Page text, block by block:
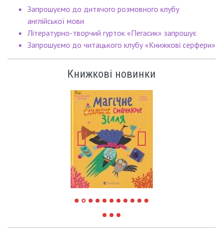
Запрошуємо до дитячого розмовного клубу
англійської мови
Літературно-творчий гурток «Пегасик» запрошує
Запрошуємо до читацького клубу «Книжкові серфери»
Книжкові новинки